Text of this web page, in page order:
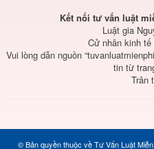
Kết nối tư vấn luật
Luật gia
Cử nhân kinh tế
Vui lòng dẫn nguồn
tin từ
Trân
© Bản quyền thuộc vềTư Vấn Luật